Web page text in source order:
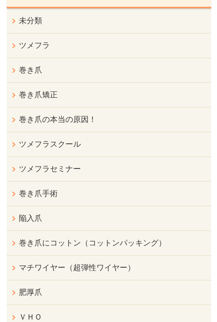
未分類
ツメフラ
巻き爪
巻き爪矯正
巻き爪の本当の原因！
ツメフラスクール
ツメフラセミナー
巻き爪手術
陥入爪
巻き爪にコットン（コットンパッキング）
マチワイヤー（超弾性ワイヤー）
肥厚爪
ＶＨＯ